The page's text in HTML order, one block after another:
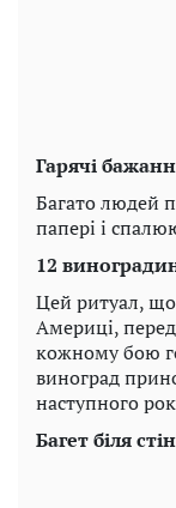
Гарячі
Багато людей
папері і
12
Цей ритуал, що
Америці,
кожному бою
виноград
наступного
Багет біля